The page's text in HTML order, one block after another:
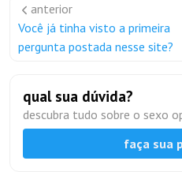
anterior
Você já tinha visto a primeira
pergunta postada nesse site?
qual sua dúvida?
descubra tudo sobre o sexo
faça sua